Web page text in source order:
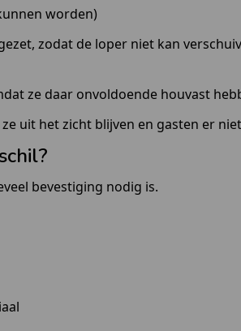
worden)
zodat de loper niet kan
ze daar onvoldoende houvast
uit het zicht blijven en gasten er
bevestiging nodig is.